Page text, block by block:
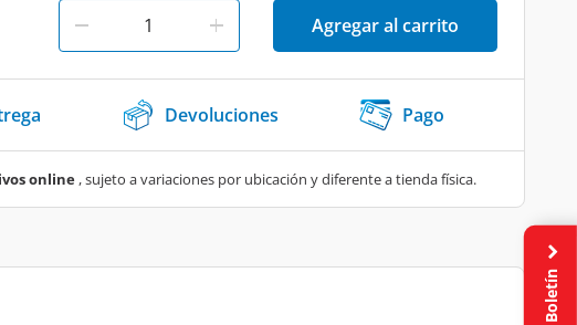
Agregar al carrito
Devoluciones Pago
online, sujeto a variaciones por ubicación y diferente a tienda física.
Boletín